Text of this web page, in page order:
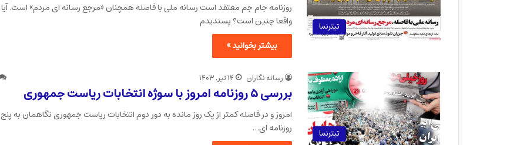
تیترنما
روزنامه جام جم معتقد است رسانه ملی با فاصله همچنان «مرجع رسانه ای مردم» است. آیا
واقعا چنین است؟ پسندیدم
بیشتر بخوانید »
تیترنما
رسانه نگاران ۱۴ تیر, ۱۴۰۳
بررسی ۵ روزنامه امروز با سوژه انتخابات ریاست جمهوری
امروز و در فاصله کمتر از یک روز مانده به دور دوم انتخابات ریاست جمهوری نگاهمان به پنج
روزنامه ای…